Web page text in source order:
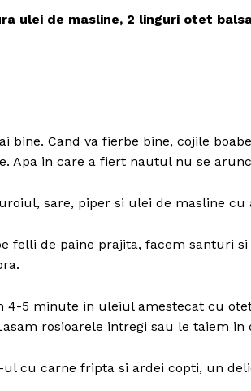
ulei de masline, 2 linguri otet
bine. Cand va fierbe bine, cojile
Apa in care a fiert nautul nu se
sare, piper si ulei de masline
felli de paine prajita, facem santuri
4-5 minute in uleiul amestecat cu
rosioarele intregi sau le taiem in
cu carne fripta si ardei copti, un